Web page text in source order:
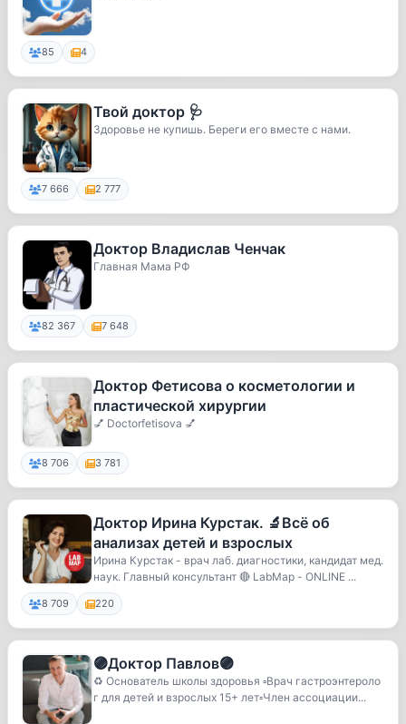
85 4
Твой доктор 🩺
Здоровье не купишь. Береги его вместе с нами.
7 666 2 777
Доктор Владислав Ченчак
Главная Мама РФ
82 367 7 648
Доктор Фетисова о косметологии и
пластической хирургии
💅 Doctorfetisova 💅
8 706 3 781
Доктор Ирина Курстак. 🔬Всё об
анализах детей и взрослых
Ирина Курстак - врач лаб. диагностики, кандидат мед.
наук. Главный консультант 🔴 LabMap - ONLINE ...
8 709 220
🟣Доктор Павлов🟣
♻️ Основатель школы здоровья ▫️Врач гастроэнтероло
г для детей и взрослых 15+ лет▫️Член ассоциации...